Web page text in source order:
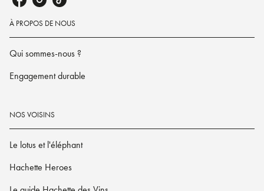
À PROPOS DE NOUS
Qui sommes-nous ?
Engagement durable
NOS VOISINS
Le lotus et l'éléphant
Hachette Heroes